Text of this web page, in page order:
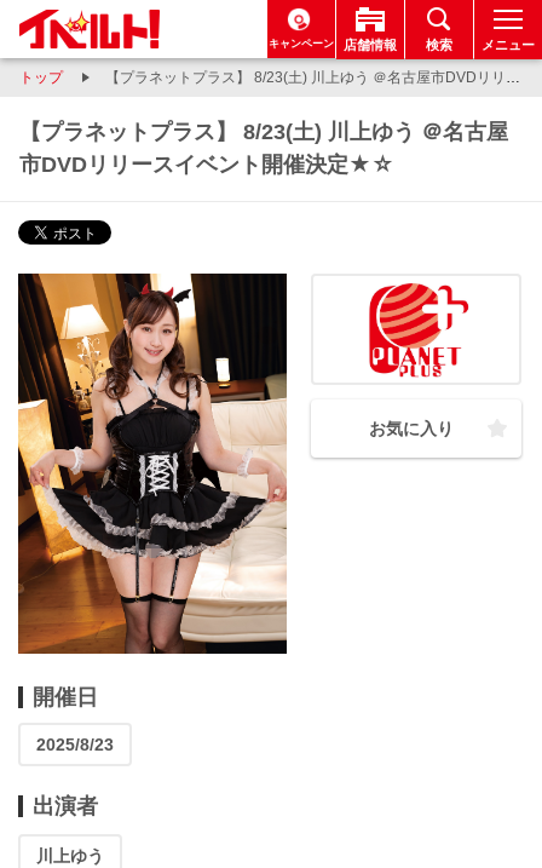
キャンペーン 店舗情報 検索 メニュー
トップ 【プラネットプラス】 8/23(土) 川上ゆう ＠名古屋市DVDリリースイベント開催決定★☆
【プラネットプラス】 8/23(土) 川上ゆう ＠名古屋
市DVDリリースイベント開催決定★☆
お気に入り
開催日
2025/8/23
出演者
川上ゆう